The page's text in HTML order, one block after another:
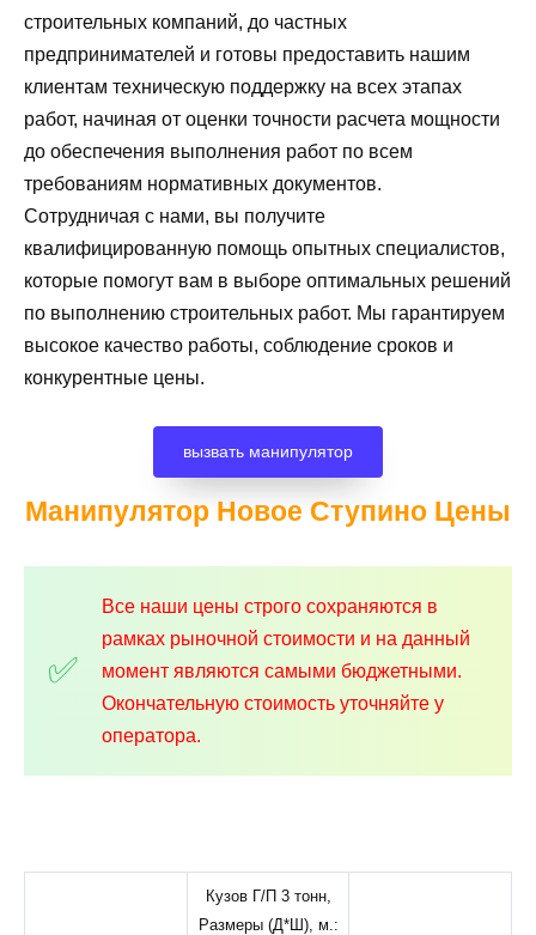
строительных компаний, до частных
предпринимателей и готовы предоставить нашим
клиентам техническую поддержку на всех этапах
работ, начиная от оценки точности расчета мощности
до обеспечения выполнения работ по всем
требованиям нормативных документов.
Сотрудничая с нами, вы получите
квалифицированную помощь опытных специалистов,
которые помогут вам в выборе оптимальных решений
по выполнению строительных работ. Мы гарантируем
высокое качество работы, соблюдение сроков и
конкурентные цены.
вызвать манипулятор
Манипулятор Новое Ступино Цены
Все наши цены строго сохраняются в
рамках рыночной стоимости и на данный
момент являются самыми бюджетными.
Окончательную стоимость уточняйте у
оператора.
Кузов Г/П 3 тонн,
Размеры (Д*Ш), м.: